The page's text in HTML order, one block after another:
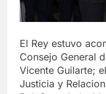
El Rey estuvo
Consejo General
Vicente Guilarte;
Justicia y